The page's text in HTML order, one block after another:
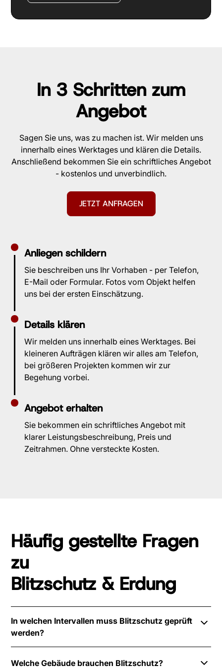
In 3 Schritten zum
Angebot
Sagen Sie uns, was zu machen ist. Wir melden uns
innerhalb eines Werktages und klären die Details.
Anschließend bekommen Sie ein schriftliches Angebot
- kostenlos und unverbindlich.
JETZT ANFRAGEN
Anliegen schildern
Sie beschreiben uns Ihr Vorhaben - per Telefon,
E-Mail oder Formular. Fotos vom Objekt helfen
uns bei der ersten Einschätzung.
Details klären
Wir melden uns innerhalb eines Werktages. Bei
kleineren Aufträgen klären wir alles am Telefon,
bei größeren Projekten kommen wir zur
Begehung vorbei.
Angebot erhalten
Sie bekommen ein schriftliches Angebot mit
klarer Leistungsbeschreibung, Preis und
Zeitrahmen. Ohne versteckte Kosten.
Häufig gestellte Fragen
zu
Blitzschutz & Erdung
In welchen Intervallen muss Blitzschutz geprüft
werden?
Schutzklasse alle ein bis vier Jahre. Die genauen
Welche Gebäude brauchen Blitzschutz?